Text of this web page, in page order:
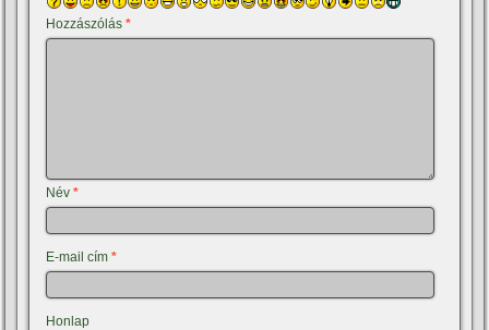
Hozzászólás*
Név*
E-mail cím*
Honlap